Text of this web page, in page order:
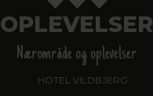
OPLEVELSER
Nærområde og oplevelser
HOTEL VILDBJERG